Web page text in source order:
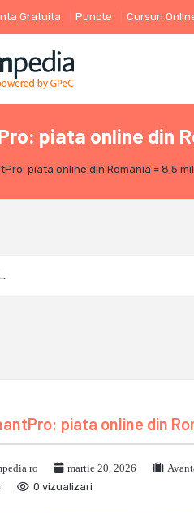
Gratuita Puncte Cursuri
piata online din
piata online din Romania = 8,5
piata online din
ro martie 20, 2026
0 vizualizari